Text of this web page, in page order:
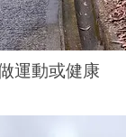
運動或健康